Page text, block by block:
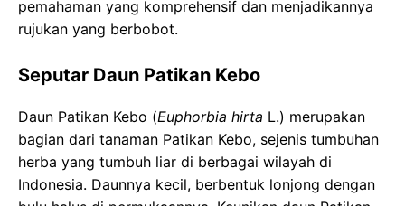
pemahaman yang komprehensif dan menjadikannya
rujukan yang berbobot.
Seputar Daun Patikan Kebo
Daun Patikan Kebo (Euphorbia hirta L.) merupakan
bagian dari tanaman Patikan Kebo, sejenis tumbuhan
herba yang tumbuh liar di berbagai wilayah di
Indonesia. Daunnya kecil, berbentuk lonjong dengan